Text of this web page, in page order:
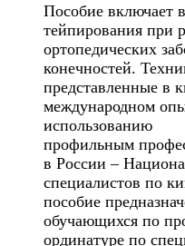
Пособие включает
тейпирования при
ортопедических
конечностей. Тех
представленные в
международном
использованию
профильным
в России –
специалистов по
пособие
обучающихся по
ординатуре по